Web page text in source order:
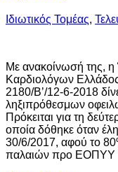
Ιδιωτικός Τομέας,
Με ανακοίνωσή της,
Καρδιολόγων
2180/Β’/12-6-2018
ληξιπρόθεσμων
Πρόκειται για τη
οποία δόθηκε όταν
30/6/2017, αφού το
παλαιών προ ΕΟΠΥΥ